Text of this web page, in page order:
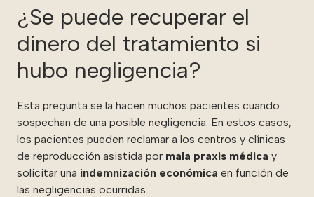
¿Se puede recuperar el
dinero del tratamiento si
hubo negligencia?
Esta pregunta se la hacen muchos pacientes cuando
sospechan de una posible negligencia. En estos casos,
los pacientes pueden reclamar a los centros y clínicas
de reproducción asistida por mala praxis médica y
solicitar una indemnización económica en función de
las negligencias ocurridas.